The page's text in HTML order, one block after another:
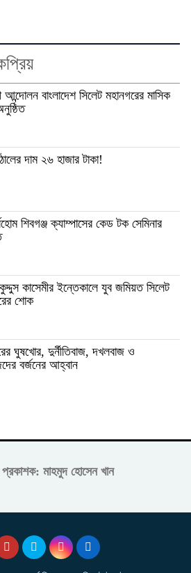
আন্দোলন বাংলাদেশ সিলেট মহানগরের মাসিক
দাম ২৬ হাজার টাকা!
শিবগঞ্জ ক্যাম্পাসের কেড টক সেমিনার
কাসেমীর ইন্তেকালে যুব জমিয়ত সিলেট
শোক
ঘুষখোর, দুর্নীতিবাজ, দখলবাজ ও
বর্জনের আহ্বান
মাহমুদ হোসেন খান